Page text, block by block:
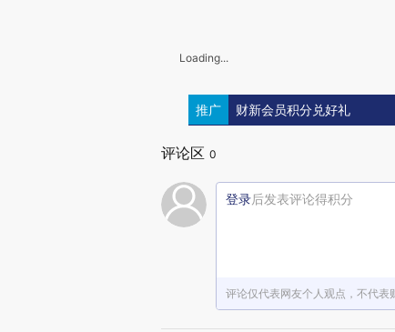
Loading...
推广 财新会员积分兑好礼
评论区 0
登录后发表评论得积分
评论仅代表网友个人观点，不代表